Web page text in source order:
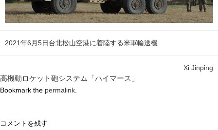
2021年6月5日台北松山空港に着陸する米軍輸送機
Xi Jinping
高機動ロケット砲システム「ハイマース」
Bookmark the permalink
コメントを残す